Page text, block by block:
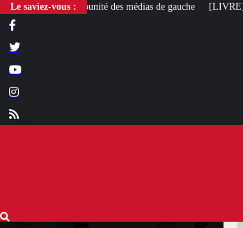
Le saviez-vous :
médias de gauche [LIVRE] L’autobiographie